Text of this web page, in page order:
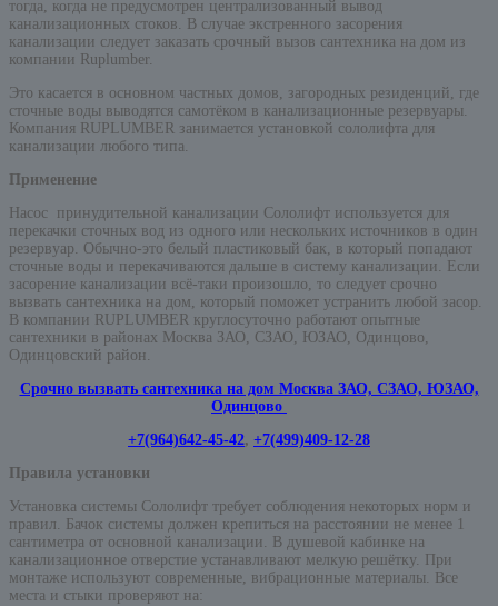
тогда, когда не предусмотрен централизованный вывод
канализационных стоков. В случае экстренного засорения
канализации следует заказать срочный вызов сантехника на дом из
компании Ruplumber.
Это касается в основном частных домов, загородных резиденций, где
сточные воды выводятся самотёком в канализационные резервуары.
Компания RUPLUMBER занимается установкой сололифта для
канализации любого типа.
Применение
Насос принудительной канализации Сололифт используется для
перекачки сточных вод из одного или нескольких источников в один
резервуар. Обычно-это белый пластиковый бак, в который попадают
сточные воды и перекачиваются дальше в систему канализации. Если
засорение канализации всё-таки произошло, то следует срочно
вызвать сантехника на дом, который поможет устранить любой засор.
В компании RUPLUMBER круглосуточно работают опытные
сантехники в районах Москва ЗАО, СЗАО, ЮЗАО, Одинцово,
Одинцовский район.
Срочно вызвать сантехника на дом Москва ЗАО, СЗАО, ЮЗАО,
Одинцово
+7(964)642-45-42, +7(499)409-12-28
Правила установки
Установка системы Сололифт требует соблюдения некоторых норм и
правил. Бачок системы должен крепиться на расстоянии не менее 1
сантиметра от основной канализации. В душевой кабинке на
канализационное отверстие устанавливают мелкую решётку. При
монтаже используют современные, вибрационные материалы. Все
места и стыки проверяют на: